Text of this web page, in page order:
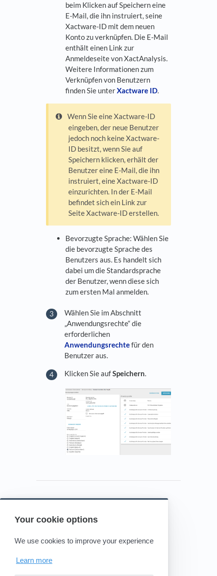
Your cookie options
We use cookies to improve your experience
Learn more
beim Klicken auf Speichern eine
E-Mail, die ihn instruiert, seine
Xactware-ID mit dem neuen
Konto zu verknüpfen. Die E-Mail
enthält einen Link zur
Anmeldeseite von XactAnalysis.
Weitere Informationen zum
Verknüpfen von Benutzern
finden Sie unterXactware ID.
Wenn Sie eine Xactware-ID
eingeben, der neue Benutzer
jedoch noch keine Xactware-
ID besitzt, wenn Sie auf
Speichern klicken, erhält der
Benutzer eine E-Mail, die ihn
instruiert, eine Xactware-ID
einzurichten. In der E-Mail
befindet sich ein Link zur
Seite Xactware-ID erstellen.
Bevorzugte Sprache: Wählen Sie
die bevorzugte Sprache des
Benutzers aus. Es handelt sich
dabei um die Standardsprache
der Benutzer, wenn diese sich
zum ersten Mal anmelden.
Wählen Sie im Abschnitt
„Anwendungsrechte“ die
erforderlichen
Anwendungsrechtefür den
Benutzer aus.
Klicken Sie aufSpeichern.
Powered by HelpDocs